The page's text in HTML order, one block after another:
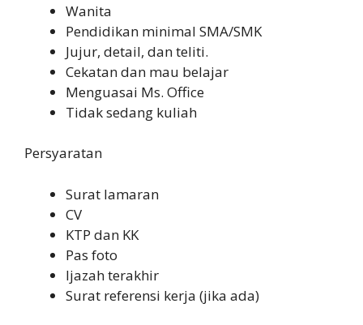
Wanita
Pendidikan minimal SMA/SMK
Jujur, detail, dan teliti.
Cekatan dan mau belajar
Menguasai Ms. Office
Tidak sedang kuliah
Persyaratan
Surat lamaran
CV
KTP dan KK
Pas foto
Ijazah terakhir
Surat referensi kerja (jika ada)